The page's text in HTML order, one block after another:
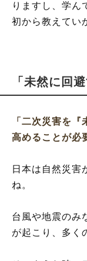
りますし、学ん
初から教えてい
「未然に回
「二次災害を
高めることが必
日本は自然災害
ね。
台風や地震のみ
が起こり、多く